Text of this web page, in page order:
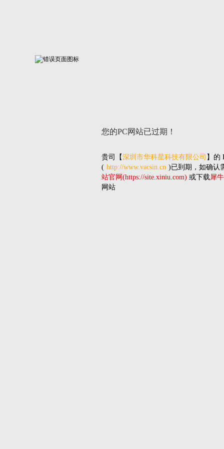
您的PC网站已过期！
贵司 【深圳市华科星科技有限公司 】的
( http://www.vacsin.cn )已到期，如确认
站官网(https://site.xiniu.com) 或下载犀
网站